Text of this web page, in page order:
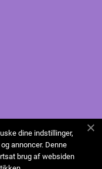
dine indstillinger,
annoncer. Denne
brug af websiden